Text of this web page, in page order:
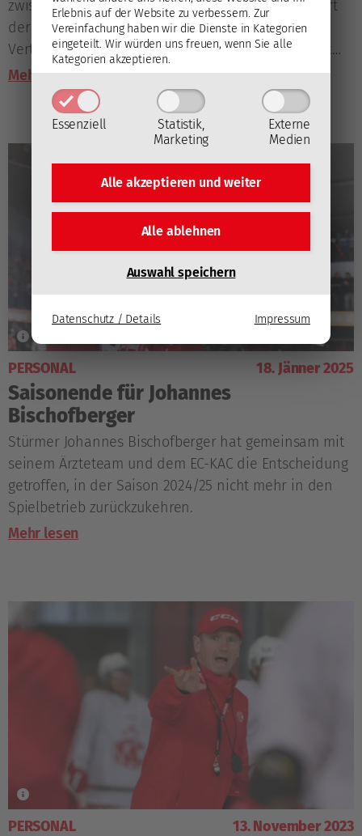
Erlebnis auf der Website zu verbessern. Zur
Vereinfachung haben wir die Dienste in Kategorien
eingeteilt. Wir würden uns freuen, wenn Sie alle
Kategorien akzeptieren.
Essenziell
Statistik,
Marketing
Externe
Medien
Alle akzeptieren undweiter
Alle ablehnen
Auswahl speichern
Datenschutz / Details Impressum
zwischen dem EC-KAC und Fehérvár AV19 informiert
der Klub über den gesundheitlichen Zustand von
Verteidiger Jordan Murray, der auf der Spielerbank
kollabiert war.
Mehr lesen
PERSONAL 18. Jänner 2025
Saisonende für Johannes
Bischofberger
Stürmer Johannes Bischofberger hat gemeinsam mit
seinem Ärzteteam und dem EC-KAC die Entscheidung
getroffen, in der Saison 2024/25 nicht mehr in den
Spielbetrieb zurückzukehren.
Mehr lesen
PERSONAL 13. November 2023